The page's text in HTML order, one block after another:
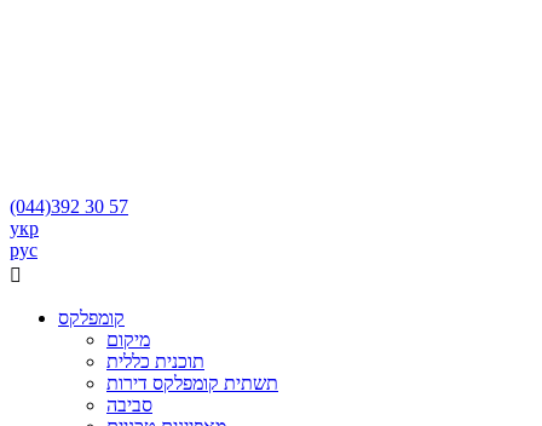
(044)392 30 57
укр
рус

קומפלקס
מיקום
תוכנית כללית
תשתית קומפלקס דירות
סביבה